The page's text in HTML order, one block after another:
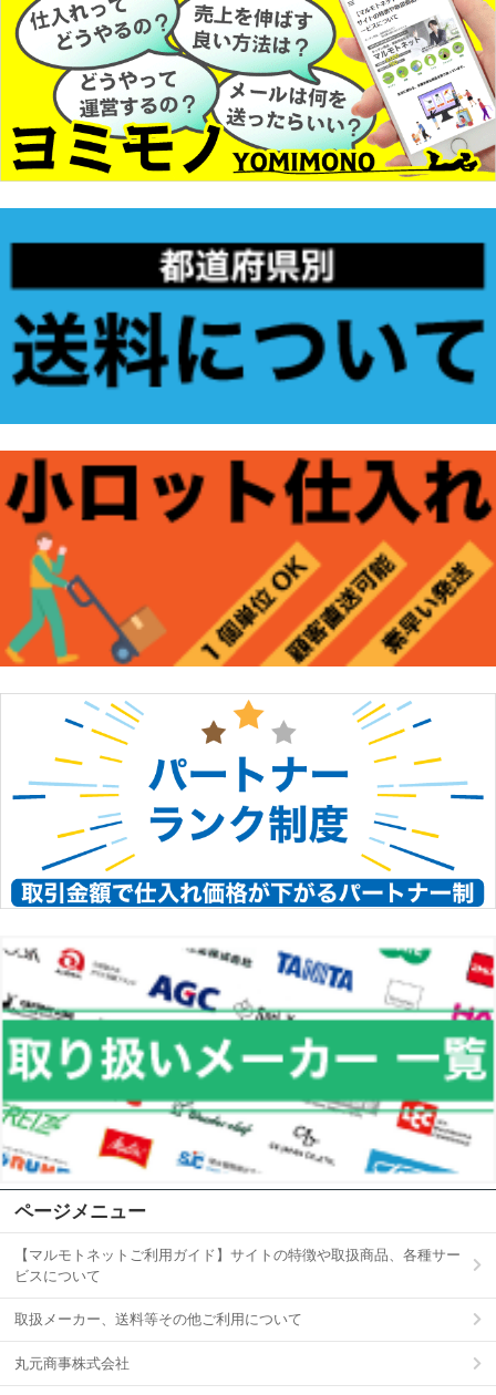
ページメニュー
【マルモトネットご利用ガイド】サイトの特徴や取扱商品、各種サー
ビスについて
取扱メーカー、送料等その他ご利用について
丸元商事株式会社